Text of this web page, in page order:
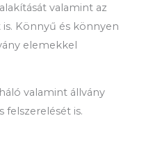
valamint az
Könnyű és könnyen
elemekkel
valamint állvány
felszerelését is.